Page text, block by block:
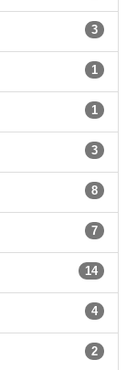
3
1
1
3
8
7
14
4
2